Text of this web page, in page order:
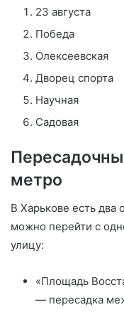
23 августа
Победа
Олексеевская
Дворец спорта
Научная
Садовая
метро
В Харькове есть два
можно перейти с
улицу:
«Площадь
— пересадка